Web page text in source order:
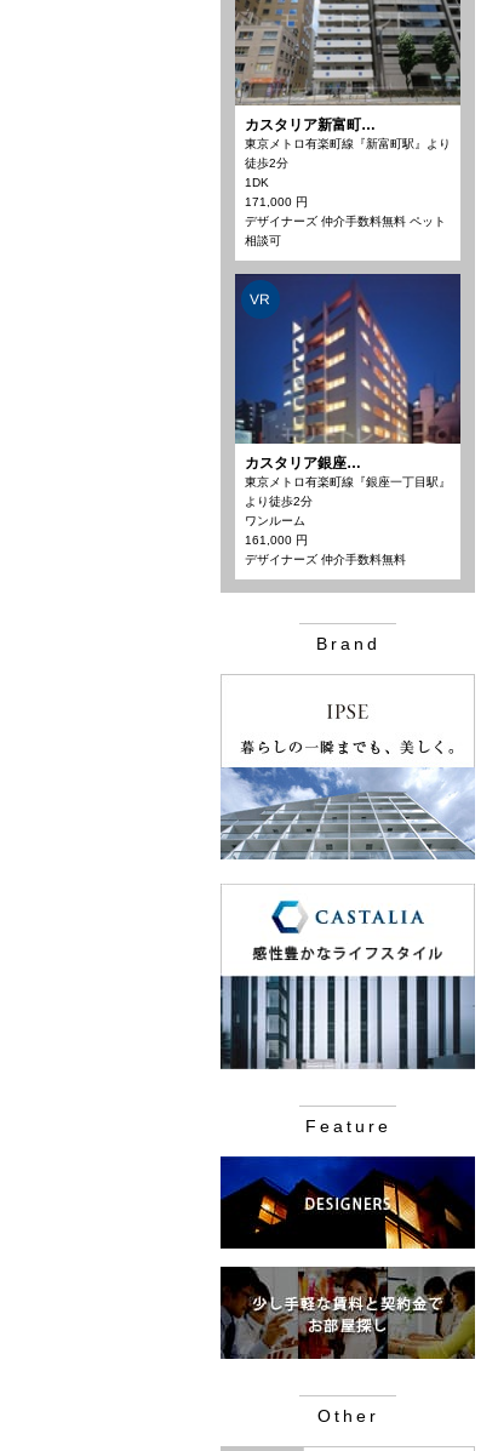
カスタリア新富町…
東京メトロ有楽町線『新富町駅』より
徒歩2分
1DK
171,000 円
デザイナーズ 仲介手数料無料 ペット
相談可
VR
カスタリア銀座…
東京メトロ有楽町線『銀座一丁目駅』
より徒歩2分
ワンルーム
161,000 円
デザイナーズ 仲介手数料無料
Brand
Feature
Other